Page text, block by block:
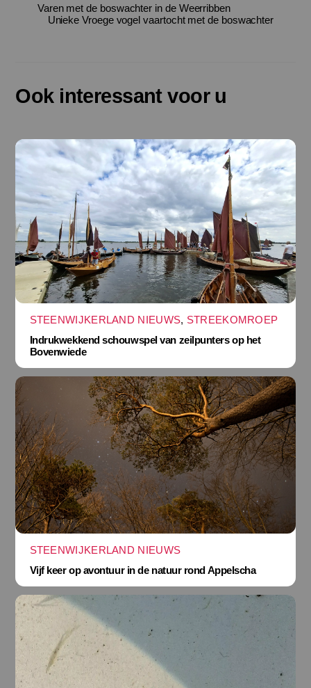
Varen met de boswachter in de Weerribben
Unieke Vroege vogel vaartocht met de boswachter
Ook interessant voor u
STEENWIJKERLAND NIEUWS, STREEKOMROEP
Indrukwekkend schouwspel van zeilpunters op het
Bovenwiede
STEENWIJKERLAND NIEUWS
Vijf keer op avontuur in de natuur rond Appelscha